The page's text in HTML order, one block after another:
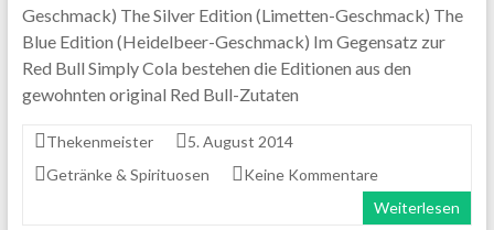
Geschmack) The Silver Edition (Limetten-Geschmack) The
Blue Edition (Heidelbeer-Geschmack) Im Gegensatz zur
Red Bull Simply Cola bestehen die Editionen aus den
gewohnten original Red Bull-Zutaten
Thekenmeister
5. August 2014
Getränke & Spirituosen
Keine Kommentare
Weiterlesen